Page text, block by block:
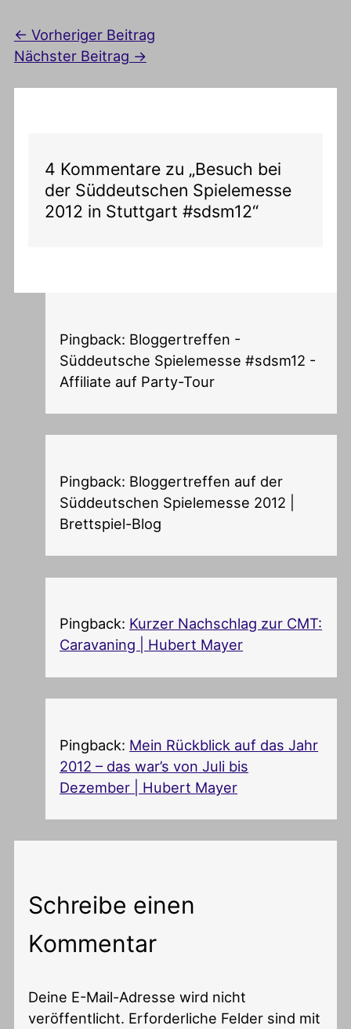
← Vorheriger Beitrag
Nächster Beitrag →
4 Kommentare zu „Besuch bei
der Süddeutschen Spielemesse
2012 in Stuttgart #sdsm12“
Pingback: Bloggertreffen -
Süddeutsche Spielemesse #sdsm12 -
Affiliate auf Party-Tour
Pingback: Bloggertreffen auf der
Süddeutschen Spielemesse 2012 |
Brettspiel-Blog
Pingback: Kurzer Nachschlag zur CMT:
Caravaning | Hubert Mayer
Pingback: Mein Rückblick auf das Jahr
2012 – das war’s von Juli bis
Dezember | Hubert Mayer
Schreibe einen
Kommentar
Deine E-Mail-Adresse wird nicht
veröffentlicht. Erforderliche Felder sind mit